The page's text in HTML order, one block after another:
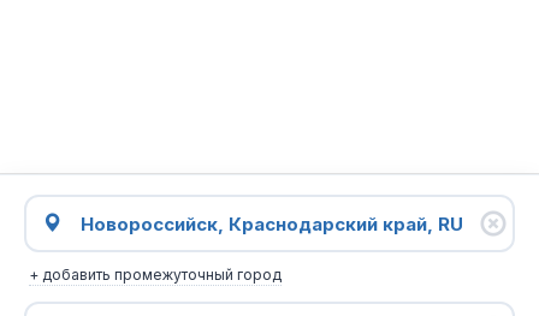
+ добавить промежуточный город